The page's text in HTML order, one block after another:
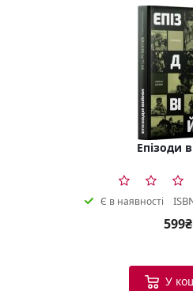
Епізоди
Є в наявності
599₴
У